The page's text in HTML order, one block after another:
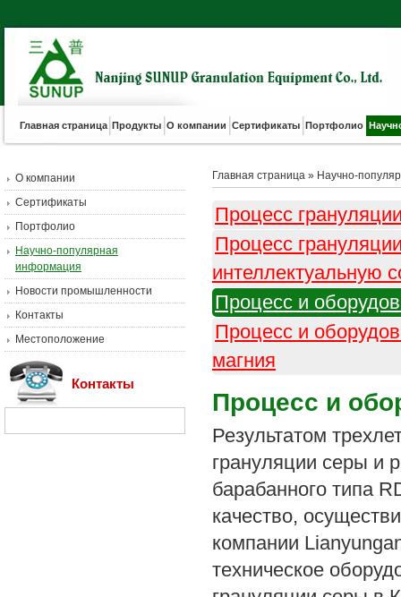
Главная страница Продукты О компании Сертификаты Портфолио
О компании
Сертификаты
Портфолио
Научно-популярная
информация
Новости промышленности
Контакты
Местоположение
Контакты
Главная страница » Научно-
Процесс
Процесс
интеллектуальную
Процесс и
Процесс и
магния
Процесс и
Результатом
грануляции серы и
барабанного типа
качество,
компании
техническое